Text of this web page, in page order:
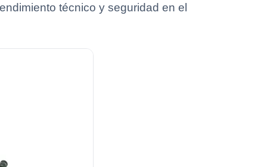
técnico y seguridad en el